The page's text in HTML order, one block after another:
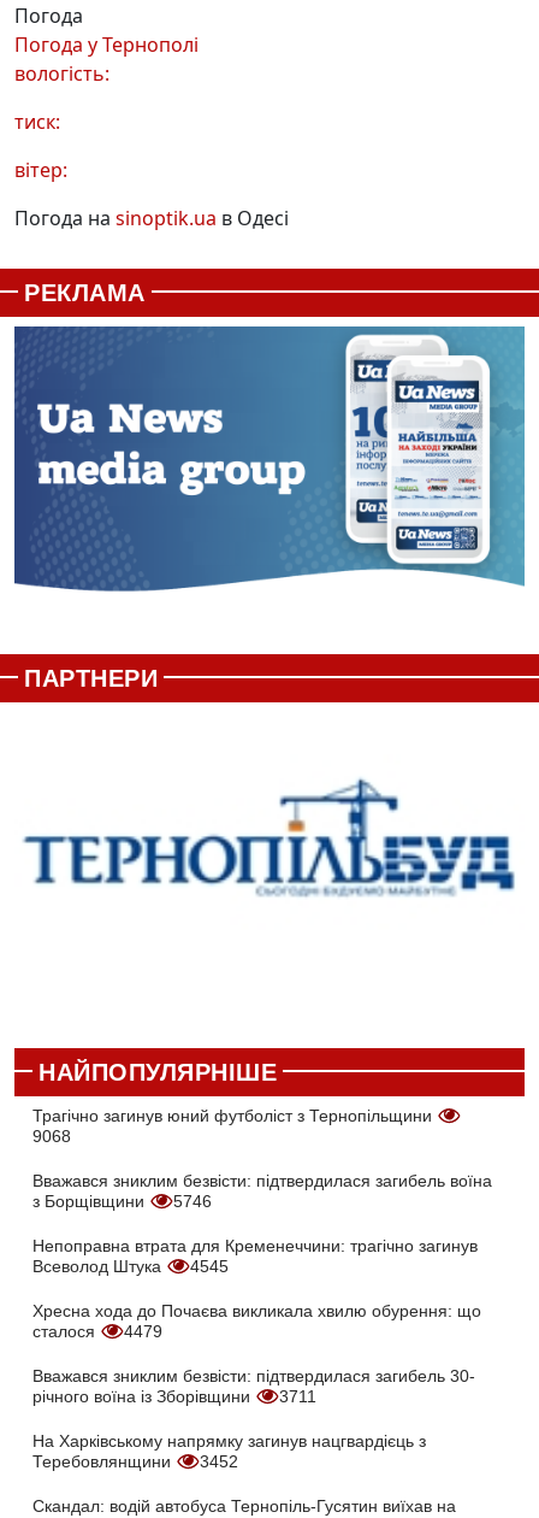
Погода
Погода уТернополі
вологість:
тиск:
вітер:
Погода на sinoptik.ua в Одесі
РЕКЛАМА
ПАРТНЕРИ
НАЙПОПУЛЯРНІШЕ
Трагічно загинув юний футболіст з Тернопільщини
9068
Вважався зниклим безвісти: підтвердилася загибель воїна
з Борщівщини
5746
Непоправна втрата для Кременеччини: трагічно загинув
Всеволод Штука
4545
Хресна хода до Почаєва викликала хвилю обурення: що
сталося
4479
Вважався зниклим безвісти: підтвердилася загибель 30-
річного воїна із Зборівщини
3711
На Харківському напрямку загинув нацгвардієць з
Теребовлянщини
3452
Скандал: водій автобуса Тернопіль-Гусятин виїхав на